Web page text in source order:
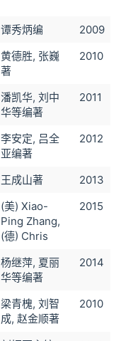
谭秀炳编
2009
黄德胜, 张巍
著
2010
潘凯华, 刘中
华等编著
2011
李安定, 吕全
亚编著
2012
王成山著
2013
(美) Xiao-
Ping Zhang,
(德) Chris
2015
杨继萍, 夏丽
华等编著
2014
梁青槐, 刘智
成, 赵金顺著
2010